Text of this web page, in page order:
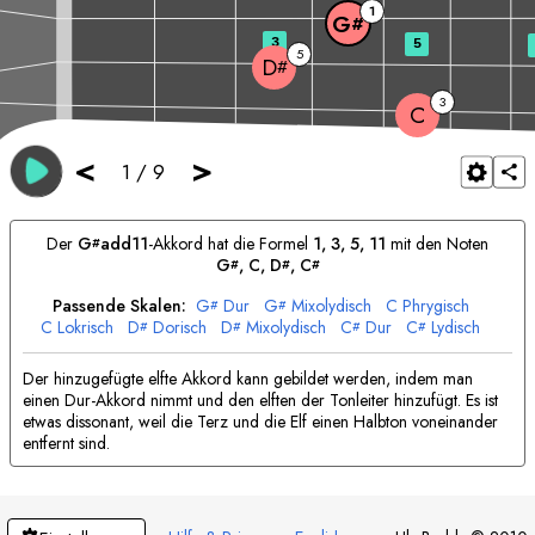
< 1 / 9 >
C 3
D# 5
G# 1
3 5
Der G#add11-Akkord hat die Formel 1, 3, 5, 11 mit den Noten
G#, C, D#, C#
Passende Skalen: G# Dur G# Mixolydisch C Phrygisch
C Lokrisch D# Dorisch D# Mixolydisch C# Dur C# Lydisch
Der hinzugefügte elfte Akkord kann gebildet werden, indem man
einen Dur-Akkord nimmt und den elften der Tonleiter hinzufügt. Es ist
etwas dissonant, weil die Terz und die Elf einen Halbton voneinander
entfernt sind.